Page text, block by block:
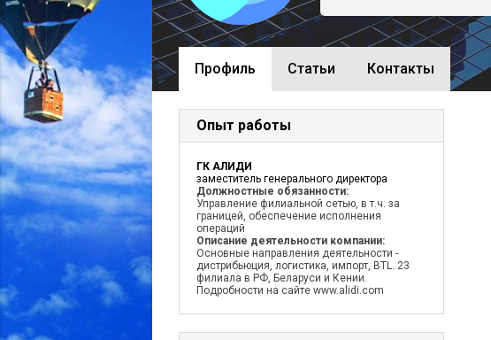
Профиль Cтатьи Контакты
Опыт работы
ГК АЛИДИ
заместитель генерального директора
Должностные обязанности:
Управление филиальной сетью, в т.ч. за
границей, обеспечение исполнения
операций
Описание деятельности компании:
Основные направления деятельности -
дистрибьюция, логистика, импорт, BTL. 23
филиала в РФ, Беларуси и Кении.
Подробности на сайте www.alidi.com